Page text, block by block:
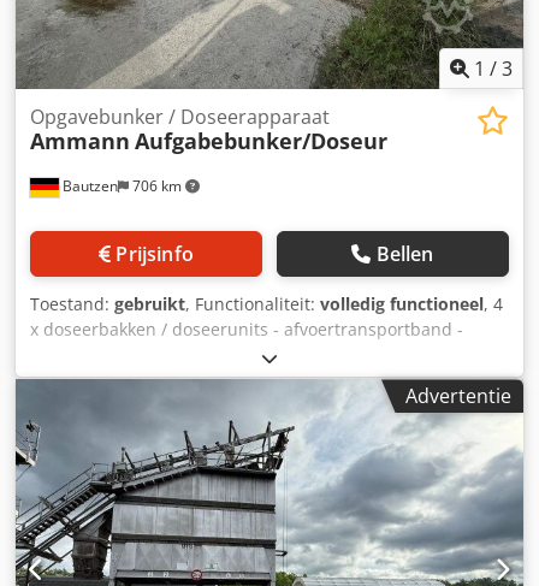
1 /3
Bautzen 706 km
Opgavebunker / Doseerapparaat
Ammann Aufgabebunker/Doseur
Prijsinfo Bellen
Toestand: gebruikt, Functionaliteit: volledig functioneel, 4
x doseerbakken / doseerunits - afvoertransportband -
transportband / overdrachtsbund Crjdpfxezq S Hus Am Ejf
- elektrische installatie, indien aanwezig
Advertentie